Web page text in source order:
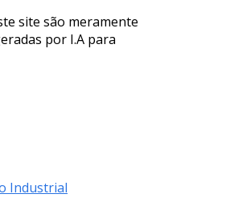
site são meramente
por I.A para
Industrial